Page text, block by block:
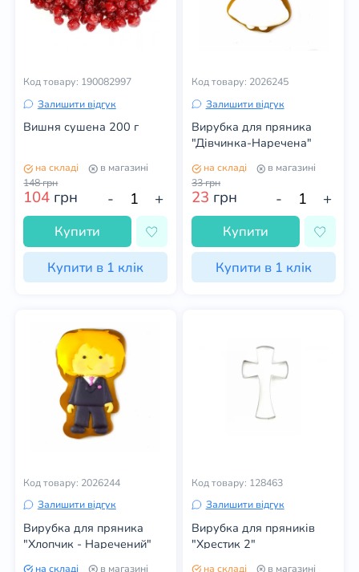
Код товару: 190082997
Залишити відгук
Вишня сушена 200 г
на складі
в магазині
148грн
104 грн - +
Купити
Купити в 1 клік
Код товару: 2026245
Залишити відгук
Вирубка для пряника
"Дівчинка-Наречена"
на складі
в магазині
33грн
23 грн - +
Купити
Купити в 1 клік
Код товару: 2026244
Залишити відгук
Вирубка для пряника
"Хлопчик - Наречений"
на складі в магазині
Код товару: 128463
Залишити відгук
Вирубка для пряників
"Хрестик 2"
на складі в магазині